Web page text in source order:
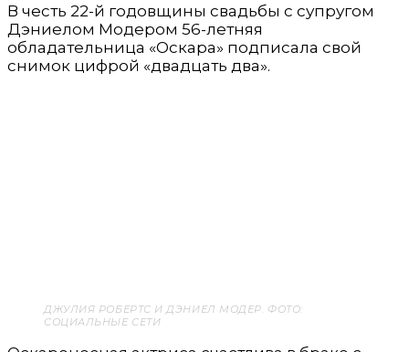
В честь 22-й годовщины свадьбы с супругом
Дэниелом Модером 56-летняя
обладательница «Оскара» подписала свой
снимок цифрой «двадцать два».
ДЖУЛИЯ РОБЕРТС И ДЭНИЕЛ МОДЕР. ФОТО:
СОЦИАЛЬНЫЕ СЕТИ